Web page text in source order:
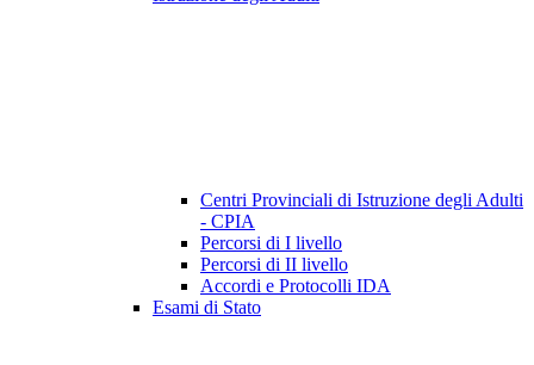
Centri Provinciali di Istruzione degli Adulti
- CPIA
Percorsi di I livello
Percorsi di II livello
Accordi e Protocolli IDA
Esami di Stato